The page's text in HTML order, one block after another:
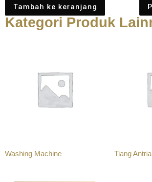
Tambah ke keranjang
Kategori Produk
Washing Machine Tiang